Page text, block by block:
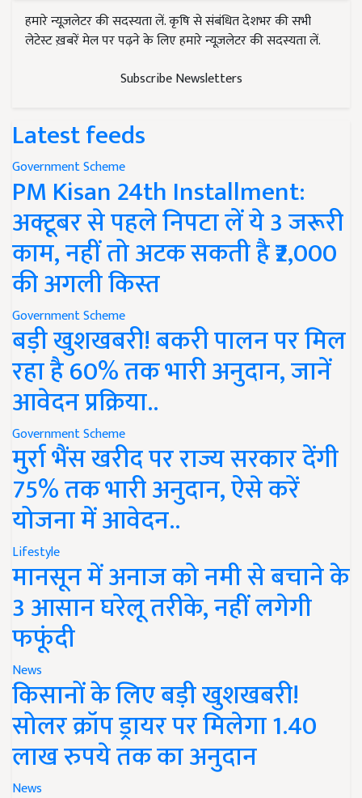
हमारे न्यूज़लेटर की सदस्यता लें. कृषि से संबंधित देशभर की सभी
लेटेस्ट ख़बरें मेल पर पढ़ने के लिए हमारे न्यूज़लेटर की सदस्यता लें.
Subscribe Newsletters
Latest feeds
Government Scheme
PM Kisan 24th Installment:
अक्टूबर से पहले निपटा लें ये 3 जरूरी
काम, नहीं तो अटक सकती है ₹2,000
की अगली किस्त
Government Scheme
बड़ी खुशखबरी! बकरी पालन पर मिल
रहा है 60% तक भारी अनुदान, जानें
आवेदन प्रक्रिया..
Government Scheme
मुर्रा भैंस खरीद पर राज्य सरकार देंगी
75% तक भारी अनुदान, ऐसे करें
योजना में आवेदन..
Lifestyle
मानसून में अनाज को नमी से बचाने के
3 आसान घरेलू तरीके, नहीं लगेगी
फफूंदी
News
किसानों के लिए बड़ी खुशखबरी!
सोलर क्रॉप ड्रायर पर मिलेगा 1.40
लाख रुपये तक का अनुदान
News